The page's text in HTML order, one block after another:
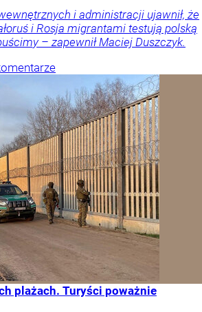
i administracji ujawnił, że
i Rosja migrantami testują polską
– zapewnił Maciej Duszczyk.
plażach. Turyści poważnie